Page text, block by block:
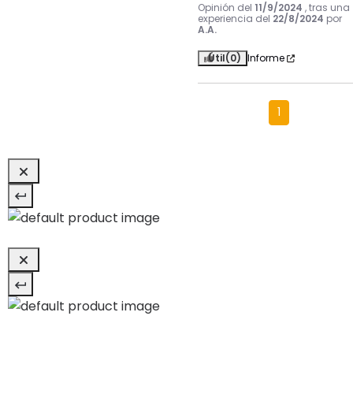
Opinión del 11/9/2024 , tras una
experiencia del 22/8/2024 por
A.A.
Útil(0) Informe
1